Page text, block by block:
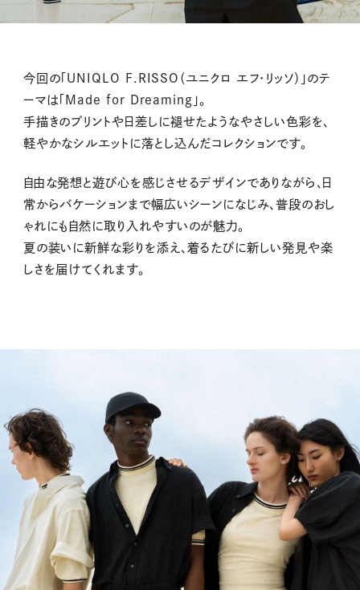
今回の「UNIQLO F.RISSO（ユニクロ エフ・リッソ）」のテ
ーマは「Made for Dreaming」。
手描きのプリントや日差しに褪せたようなやさしい色彩を、
軽やかなシルエットに落とし込んだコレクションです。
自由な発想と遊び心を感じさせるデザインでありながら、日
常からバケーションまで幅広いシーンになじみ、普段のおし
ゃれにも自然に取り入れやすいのが魅力。
夏の装いに新鮮な彩りを添え、着るたびに新しい発見や楽
しさを届けてくれます。